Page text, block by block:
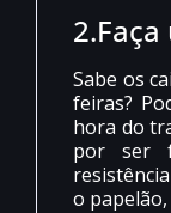
Sabe os
feiras?
hora do
por ser
o